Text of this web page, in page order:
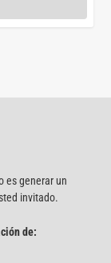
es generar un
invitado.
de: